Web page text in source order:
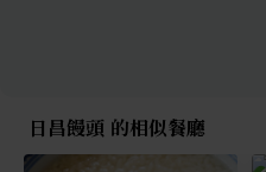
日昌饅頭 的相似餐廳